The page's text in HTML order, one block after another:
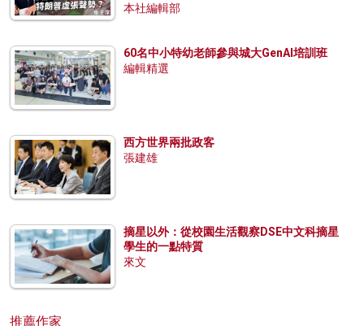
本社編輯部
60名中小特幼老師參與城大GenAI培訓班
編輯精選
西方世界兩批政客
張建雄
摘星以外：從校園生活觀察DSE中文科摘星
學生的一點特質
來文
推薦作家